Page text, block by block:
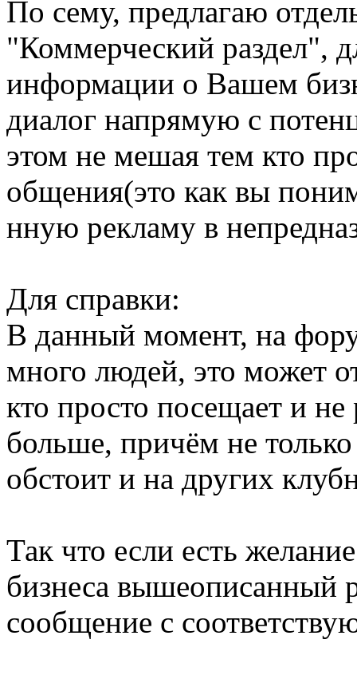
По сему, предлагаю
"Коммерческий раздел",
информации о Вашем
диалог напрямую с
этом не мешая тем кто
общения(это как вы
нную рекламу в
Для справки:
В данный момент, на
много людей, это может
кто просто посещает и не
больше, причём не
обстоит и на других
Так что если есть
бизнеса вышеописанный
сообщение с